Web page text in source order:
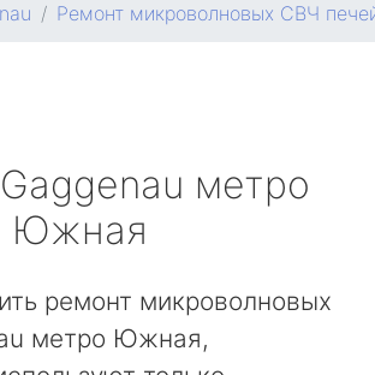
Ремонт микроволновых СВЧ
Gaggenau метро
Южная
ремонт микроволновых
метро Южная,